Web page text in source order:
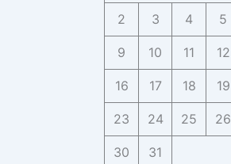
2 3 4 5
9 10 11 12
16 17 18 19
23 24 25 26
30 31